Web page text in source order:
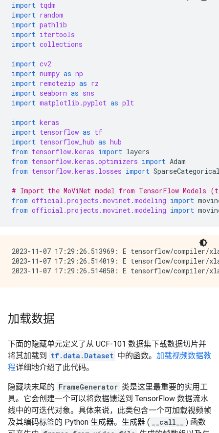
import tqdm
import random
import pathlib
import itertools
import collections
import cv2
import numpy as np
import remotezip as rz
import seaborn as sns
import matplotlib.pyplot as plt
import keras
import tensorflow as tf
import tensorflow_hub as hub
from tensorflow.keras import layers
from tensorflow.keras.optimizers import Adam
from tensorflow.keras.losses import
# Import the MoViNet model from TensorFlow
from official.projects.movinet.modeling import
from official.projects.movinet.modeling import
2023-11-07 17:29:26.513969: E tensorflow/compiler/
2023-11-07 17:29:26.514019: E tensorflow/
加载数据
下面的隐藏单元定义了从 UCF-101 数据集下载数据切片并
将其加载到
tf.data.Dataset 中的函数。 加载视频数据教
程详细地介绍了此代码。
隐藏块末尾的 FrameGenerator 类是这里最重要的实用工
具。它会创建一个可以将数据馈送到 TensorFlow 数据流水
线中的可迭代对象。具体来说，此类包含一个可加载视频帧
及其编码标签的 Python 生成器。生成器 (
__call__
) 函数